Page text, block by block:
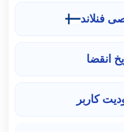
فنلاند
انقضا
کاربر